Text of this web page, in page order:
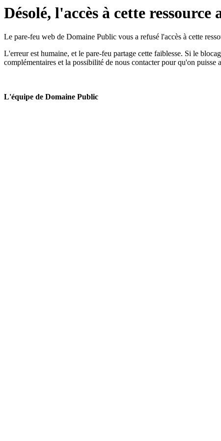
Désolé, l'accès à cette ressource
Le pare-feu web de Domaine Public vous a refusé l'accès à cette
L'erreur est humaine, et le pare-feu partage cette faiblesse. Si le
complémentaires et la possibilité de nous contacter pour qu'on puisse
L'équipe de Domaine Public